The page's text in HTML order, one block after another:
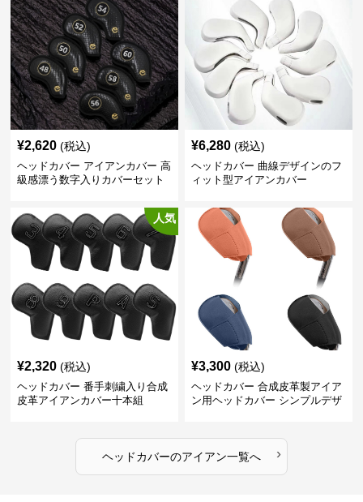
¥2,620 (税込)
ヘッドカバー アイアンカバー 高
級感漂う数字入りカバーセット
¥6,280 (税込)
ヘッドカバー 曲線デザインのフ
ィット型アイアンカバー
人気
¥2,320 (税込)
ヘッドカバー 番手刺繍入り合成
皮革アイアンカバー十本組
¥3,300 (税込)
ヘッドカバー 合成皮革製アイア
ン用ヘッドカバー シンプルデザ
ヘッドカバーのアイアン一覧へ ›